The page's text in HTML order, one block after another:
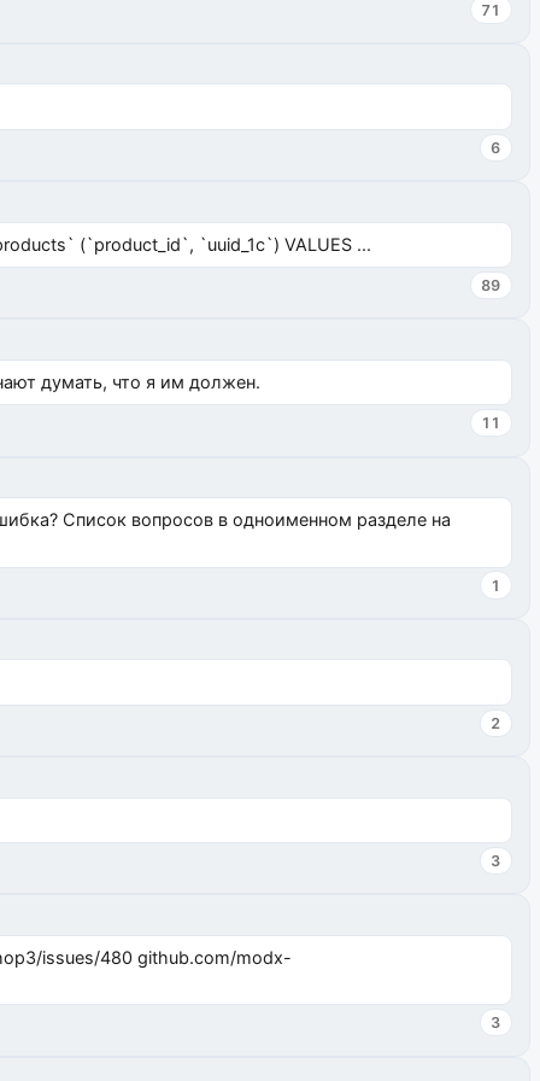
71
6
(`product_id`, `uuid_1c`) VALUES ...
89
думать, что я им должен.
11
Список вопросов в одноименном разделе на
1
2
3
3